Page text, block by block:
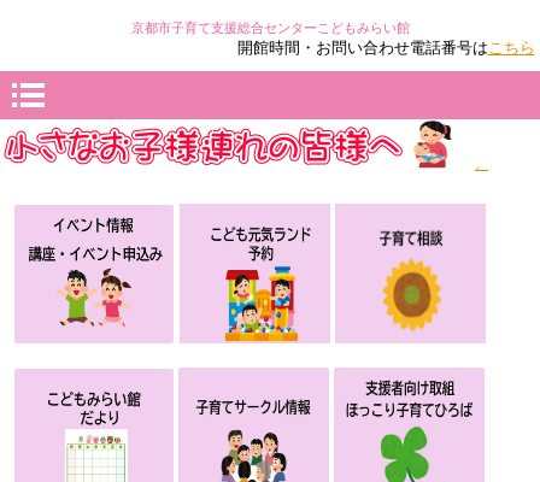
京都市子育て支援総合センターこどもみらい館
開館時間・お問い合わせ電話番号はこちら
。